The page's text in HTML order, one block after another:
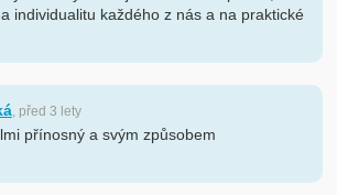
individualitu každého z nás a na praktické
, před 3 lety
přínosný a svým způsobem